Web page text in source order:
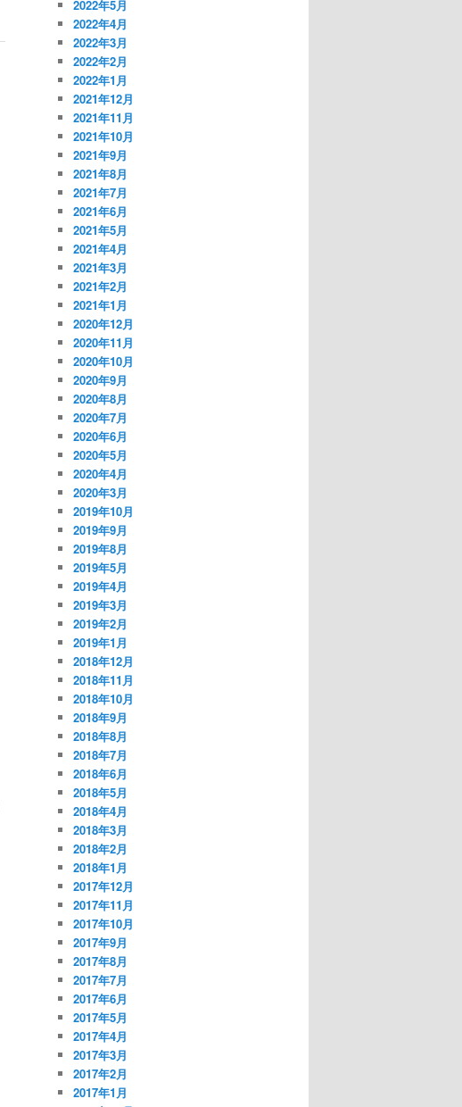
2022年5月
2022年4月
2022年3月
2022年2月
2022年1月
2021年12月
2021年11月
2021年10月
2021年9月
2021年8月
2021年7月
2021年6月
2021年5月
2021年4月
2021年3月
2021年2月
2021年1月
2020年12月
2020年11月
2020年10月
2020年9月
2020年8月
2020年7月
2020年6月
2020年5月
2020年4月
2020年3月
2019年10月
2019年9月
2019年8月
2019年5月
2019年4月
2019年3月
2019年2月
2019年1月
2018年12月
2018年11月
2018年10月
2018年9月
2018年8月
2018年7月
2018年6月
2018年5月
2018年4月
2018年3月
2018年2月
2018年1月
2017年12月
2017年11月
2017年10月
2017年9月
2017年8月
2017年7月
2017年6月
2017年5月
2017年4月
2017年3月
2017年2月
2017年1月